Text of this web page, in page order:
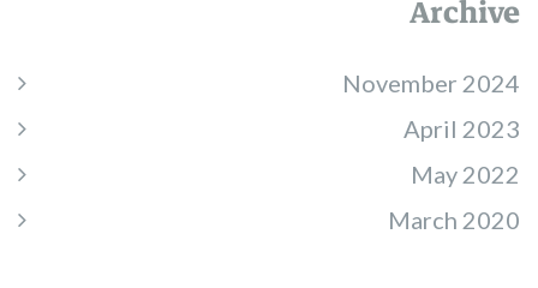
Archive
November 2024
April 2023
May 2022
March 2020